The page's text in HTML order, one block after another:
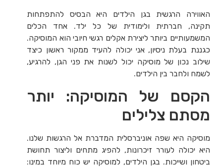
האווירה הרגשית בגן הילדים היא הבסיס להתפתחות
תקינה, חברתית ולימודית של כל ילד. אחד הכלים
המשמעותיים ביותר ליצירת אקלים רגשי חיובי הוא המוסיקה.
כגננת בעלת ניסיון, אני יכולה להעיד ממקור ראשון כיצד
שילוב נכון של מוסיקה יכול לשנות את פני הגן, להרגיע,
לשמח ולחבר בין הילדים.
הקסם של המוסיקה: יותר
מסתם צלילים
מוסיקה היא שפה אוניברסלית המדברת אל הרגשות שלנו.
היא יכולה לעורר זיכרונות, להפיג מתחים וליצור תחושת
ביטחון ושייכות. בגן הילדים, למוסיקה יש כוח מיוחד במינו: